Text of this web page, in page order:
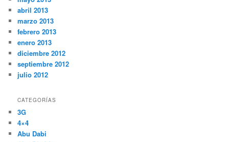
abril 2013
marzo 2013
febrero 2013
enero 2013
diciembre 2012
septiembre 2012
julio 2012
CATEGORÍAS
3G
4×4
Abu Dabi